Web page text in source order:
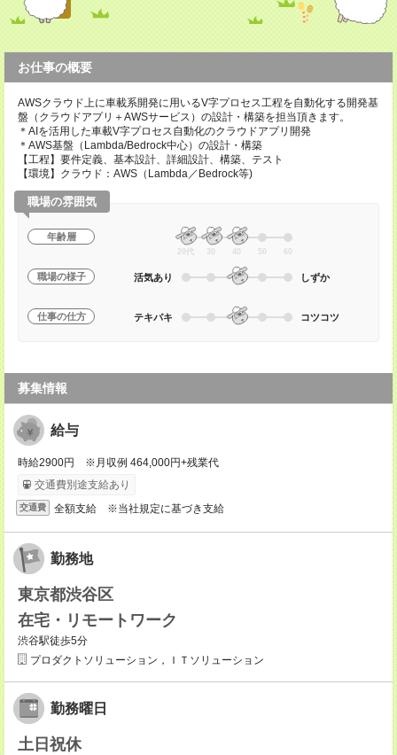
お仕事の概要
AWSクラウド上に車載系開発に用いるV字プロセス工程を自動化する開発基
盤（クラウドアプリ＋AWSサービス）の設計・構築を担当頂きます。
＊AIを活用した車載V字プロセス自動化のクラウドアプリ開発
＊AWS基盤（Lambda/Bedrock中心）の設計・構築
【工程】要件定義、基本設計、詳細設計、構築、テスト
【環境】クラウド：AWS（Lambda／Bedrock等)
職場の雰囲気
年齢層
20代 30 40 50 60
職場の様子 活気あり しずか
仕事の仕方 テキパキ コツコツ
募集情報
給与
時給2900円 ※月収例 464,000円+残業代
交通費別途支給あり
交通費 全額支給 ※当社規定に基づき支給
勤務地
東京都渋谷区
在宅・リモートワーク
渋谷駅徒歩5分
プロダクトソリューション，ＩＴソリューション
勤務曜日
土日祝休